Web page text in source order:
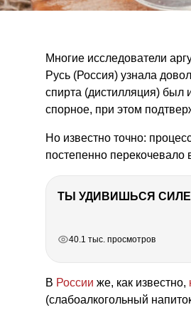
Многие исследователи
Русь (Россия) узнала
спирта (дистилляция) был
спорное, при этом
Но известно точно:
постепенно перекочевало
40.1 тыс. просмотров
В России же, как известно,
(слабоалкогольный